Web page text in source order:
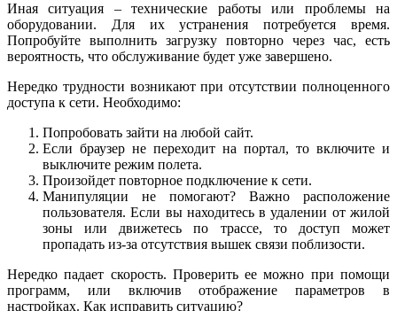
Иная ситуация – технические работы или проблемы на
оборудовании. Для их устранения потребуется время.
Попробуйте выполнить загрузку повторно через час, есть
вероятность, что обслуживание будет уже завершено.
Нередко трудности возникают при отсутствии полноценного
доступа к сети. Необходимо:
Попробовать зайти на любой сайт.
Если браузер не переходит на портал, то включите и
выключите режим полета.
Произойдет повторное подключение к сети.
Манипуляции не помогают? Важно расположение
пользователя. Если вы находитесь в удалении от жилой
зоны или движетесь по трассе, то доступ может
пропадать из-за отсутствия вышек связи поблизости.
Нередко падает скорость. Проверить ее можно при помощи
программ, или включив отображение параметров в
настройках. Как исправить ситуацию?